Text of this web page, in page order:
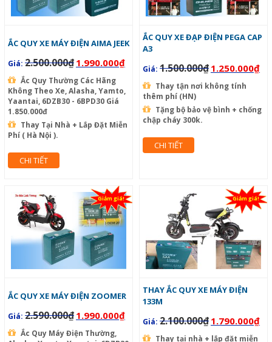
ẮC QUY XE MÁY ĐIỆN AIMA JEEK
Giá: 2.500.000₫ 1.990.000₫
Ắc Quy Thường Các Hãng
Không Theo Xe, Alasha, Yamto,
Yaantai, 6DZB30 - 6BPD30 Giá
1.850.000đ
Thay Tại Nhà + Lắp Đặt Miễn
Phí ( Hà Nội ).
CHI TIẾT
ẮC QUY XE ĐẠP ĐIỆN PEGA CAP
A3
Giá: 1.500.000₫ 1.250.000₫
Thay tận nơi không tính
thêm phí (HN)
Tặng bộ bảo vệ bình + chống
chập cháy 300k.
CHI TIẾT
Giảm giá!
ẮC QUY XE MÁY ĐIỆN ZOOMER
Giá: 2.590.000₫ 1.990.000₫
Ắc Quy Máy Điện Thường,
Giảm giá!
THAY ẮC QUY XE MÁY ĐIỆN
133M
Giá: 2.100.000₫ 1.790.000₫
Thay tại nhà + lắp đặt miễn